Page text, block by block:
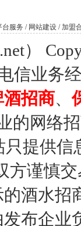
台服务 / 网站建设 /加盟
）
信业务
酒招商、
的网络
只提供
方谨慎
酒水
布企业